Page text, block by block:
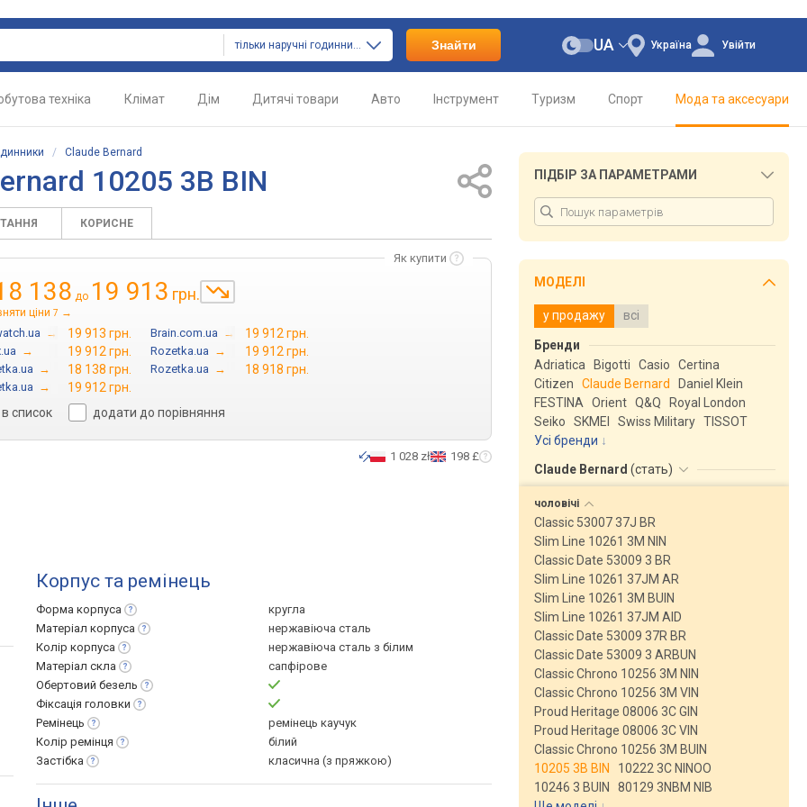
тільки наручні годинники Знайти Україна
UA Увійти
техніка Клімат Дім Дитячі товари Авто Інструмент Туризм Спорт Мода та аксесуари
/ Claude Bernard
10205 3B BIN
КОРИСНЕ
Як купити
138 до 19 913 грн.
ціни 7 →
→ 19 913 грн. Brain.com.ua → 19 912 грн.
→ 19 912 грн. Rozetka.ua → 19 912 грн.
→ 18 138 грн. Rozetka.ua → 18 918 грн.
→
19 912 грн.
в список
додати до порівняння
1 028 zł 198 £
Корпус та ремінець
Форма корпуса
кругла
Матеріал корпуса
нержавіюча сталь
Колір корпуса
нержавіюча сталь з білим
Матеріал скла
сапфірове
Обертовий безель
Фіксація головки
Ремінець
ремінець каучук
Колір ремінця
білий
Застібка
класична (з пряжкою)
ПІДБІР ЗА ПАРАМЕТРАМИ
МОДЕЛІ
у продажу всі
Бренди
Adriatica
Bigotti Casio
Certina
Citizen
Claude Bernard
Daniel Klein
FESTINA
Orient Q&Q
Royal London
Seiko
SKMEI Swiss Military TISSOT
Усі бренди
Claude Bernard (стать)
чоловічі
Classic 53007 37J BR
Slim Line 10261 3M NIN
Classic Date 53009 3 BR
Slim Line 10261 37JM AR
Slim Line 10261 3M BUIN
Slim Line 10261 37JM AID
Classic Date 53009 37R BR
Classic Date 53009 3 ARBUN
Classic Chrono 10256 3M NIN
Classic Chrono 10256 3M VIN
Proud Heritage 08006 3C GIN
Proud Heritage 08006 3C VIN
Classic Chrono 10256 3M BUIN
10205 3B BIN
10222 3C NINOO
10246 3 BUIN
80129 3NBM NIB